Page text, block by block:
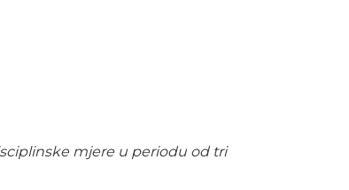
mjere u periodu od tri